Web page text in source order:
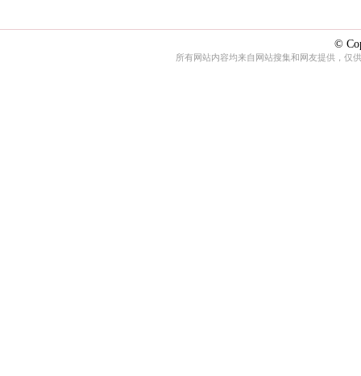
©
所有网站内容均来自网站搜集和网友提供，仅